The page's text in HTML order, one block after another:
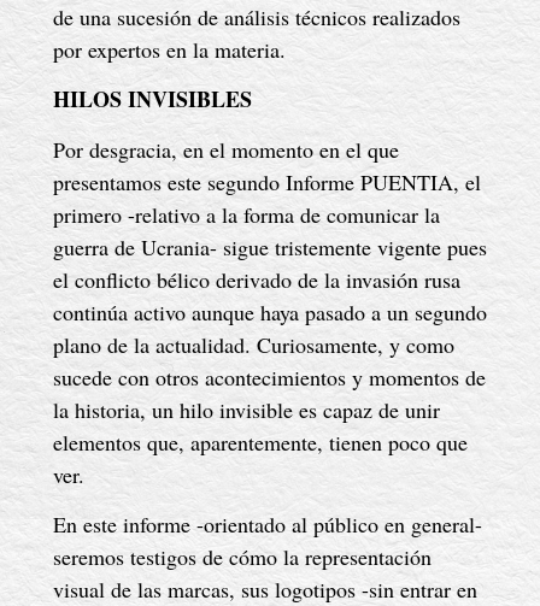
de una sucesión de análisis técnicos realizados
por expertos en la materia.
HILOS INVISIBLES
Por desgracia, en el momento en el que
presentamos este segundo Informe PUENTIA, el
primero -relativo a la forma de comunicar la
guerra de Ucrania- sigue tristemente vigente pues
el conflicto bélico derivado de la invasión rusa
continúa activo aunque haya pasado a un segundo
plano de la actualidad. Curiosamente, y como
sucede con otros acontecimientos y momentos de
la historia, un hilo invisible es capaz de unir
elementos que, aparentemente, tienen poco que
ver.
En este informe -orientado al público en general-
seremos testigos de cómo la representación
visual de las marcas, sus logotipos -sin entrar en